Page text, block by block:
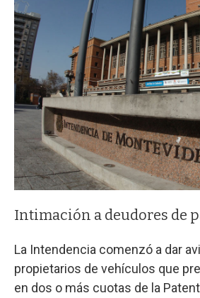
Intimación a deudores de
La Intendencia comenzó a dar
propietarios de vehículos que
en dos o más cuotas de la